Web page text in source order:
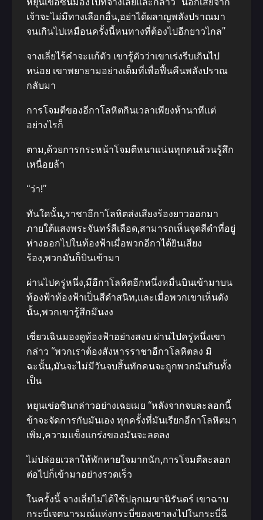
เจ้าจะไม่มีทางเลือกอื่น,อย่าได้ผลาญพลังปราณมา
จนเกินไปเหมือนครั้งนี้หนทางที่ต้องไปอีกยาวไกล”
จางเลี่ยไร้คําจะแก้ตัว เขารู้ตัวว่าเขาเร่งรีบเกินไป
หน่อย เขาพยายามอย่างเต็มที่เพื่อฟื้นคืนพลังปราณ
กลับมา
การโจมตีของอีกาโลหิตกินเวลาเพียงห้านาทีแต่
อย่างไรก็
ตาม,ด้วยการกระหน้าโจมตีหนาแน่นทุกคนล้วนรู้สึก
เหนื่อยล้า
“ว่า!”
ทันใดนั้น,ราชาอีกาโลหิตส่งเสียงร้องยาวออกมา
ภายใต้แสงพระจันทร์สีเลือด,สามารถเห็นจุดสีดําที่อยู่
ห่างออกไปในท้องฟ้าเมื่อพวกอีกาได้ยินเสียง
ร้อง,พวกมันก็บินเข้ามา
ผ่านไปครู่หนึ่ง,มีอีกาโลหิตอีกหนึ่งหมื่นบินเข้ามาบน
ท้องฟ้าท้องฟ้าเป็นสีดําสนิท,และเมื่อพวกเขาเห็นดัง
นั้น,พวกเขารู้สึกมึนงง
เซี่ยวเฉินมองดูท้องฟ้าอย่างสงบ ผ่านไปครู่หนึ่งเขา
กล่าว “พวกเราต้องสังหารราชาอีกาโลหิตลง มิ
ฉะนั้น,มันจะไม่มีวันจบสิ้นทักคนจะถูกพวกมันกินทั้ง
เป็น
หยุนเข่อซินกล่าวอย่างเฉยเมย “หลังจากจบละลอกนี้
ข้าจะจัดการกับมันเอง ทุกครั้งที่มันเรียกอีกาโลหิตมา
เพิ่ม,ความแข็งแกร่งของมันจะลดลง
ไม่ปล่อยเวลาให้พักหายใจมากนัก,การโจมตีละลอก
ต่อไปก็เข้ามาอย่างรวดเร็ว
ในครั้งนี้ จางเลี่ยไม่ได้ใช้ปลุกเมฆานิรันดร์ เขาฉาบ
กระบี่เจตนารมณ์แห่งกระบี่ของเขาลงไปในกระบี่ฉี